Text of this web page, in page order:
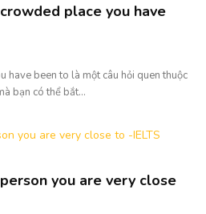
place you have
have been to là một câu hỏi quen thuộc
bạn có thể bắt...
you are very close